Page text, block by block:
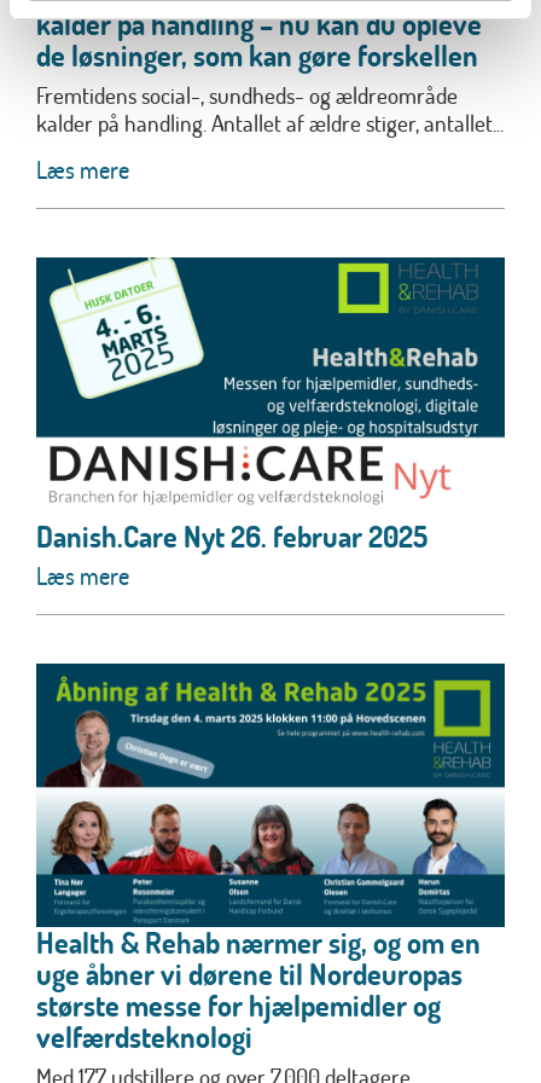
kalder på handling – nu kan du opleve
de løsninger, som kan gøre forskellen
Fremtidens social-, sundheds- og ældreområde
kalder på handling. Antallet af ældre stiger, antallet...
Læs mere
Danish.Care Nyt 26. februar 2025
Læs mere
Health & Rehab nærmer sig, og om en
uge åbner vi dørene til Nordeuropas
største messe for hjælpemidler og
velfærdsteknologi
Med 177 udstillere og over 7.000 deltagere,